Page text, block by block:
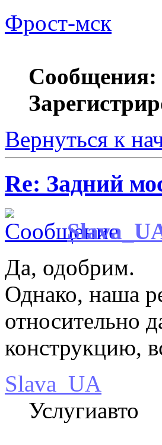
Фрост-мск
Сообщения:
Вернуться к
Re: Задний
Да, одобрим.
Однако, наша
относительно
конструкцию,
Slava_UA
Услугиавто